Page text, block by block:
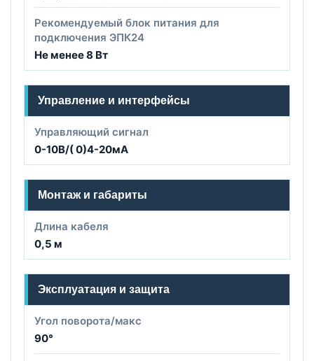
Рекомендуемый блок питания для
подключения ЭПК24
Не менее 8 Вт
Управление и интерфейсы
Управляющий сигнал
0-10В/( 0)4-20мА
Монтаж и габариты
Длина кабеля
0,5 м
Эксплуатация и защита
Угол поворота/макс
90°